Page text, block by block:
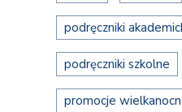
podręczniki
podręczniki szkolne
promocje